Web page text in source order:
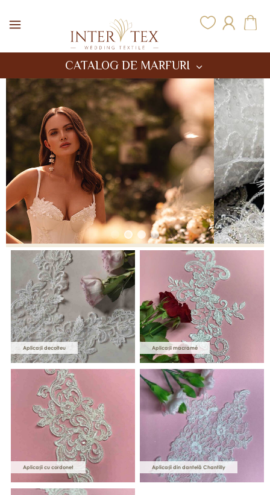
CATALOG DE MARFURI
Intertex — Țesături Nuntă en
Aplicații decolteu Aplicații macramé
Aplicații cu cordonet Aplicații din dantelă Chantilly